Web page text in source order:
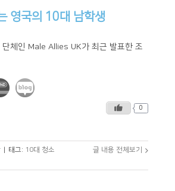
영국의 10대 남학생
단체인 Male Allies UK가 최근 발표한 조
0
| 태그: 10대 청소
글 내용 전체보기